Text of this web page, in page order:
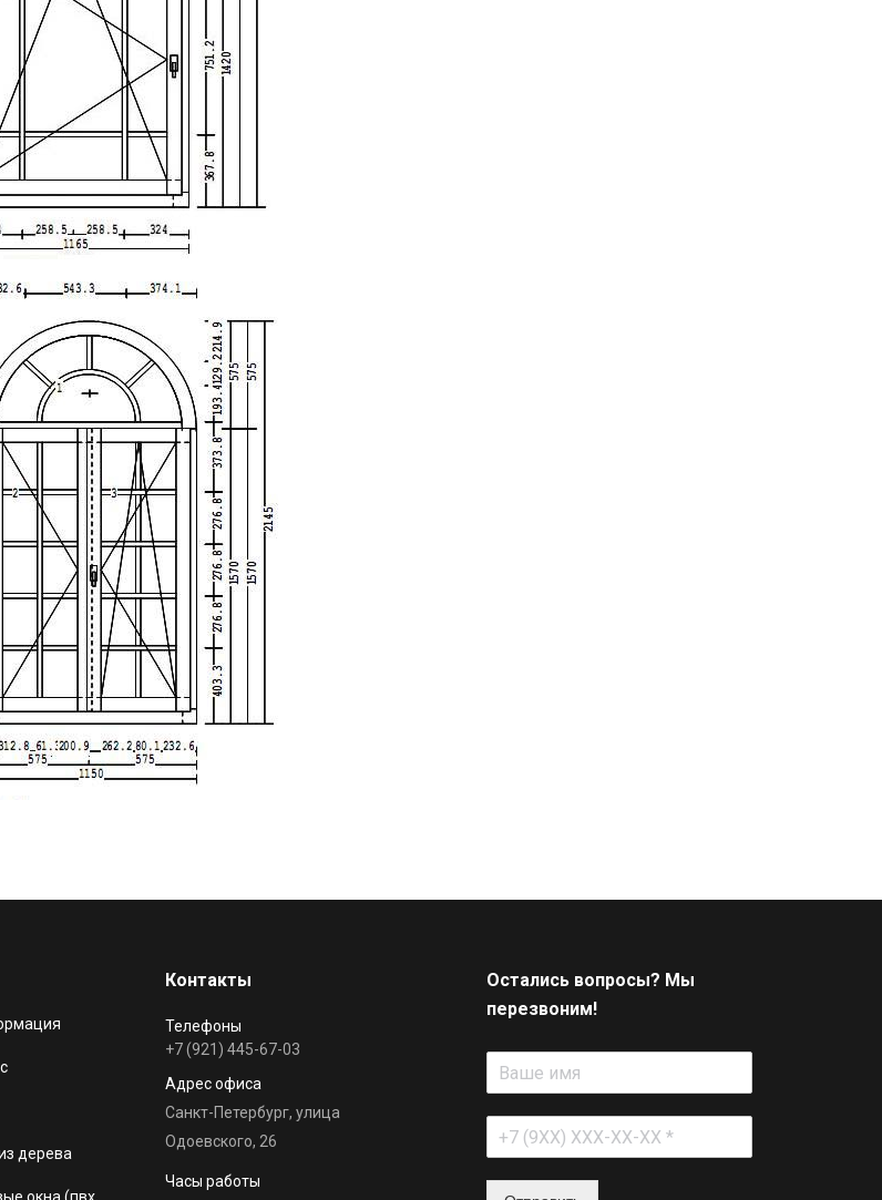
дерева
Контакты
Телефоны
+7 (921) 445-67-03
Адрес офиса
Санкт-Петербург, улица
Одоевского, 26
Часы работы
Остались вопросы? Мы
перезвоним!